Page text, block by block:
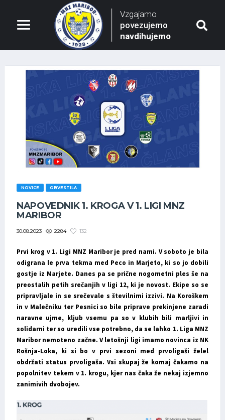
Vzgajamo
povezujemo
navdihujemo
NOVICE OBVESTILA
NAPOVEDNIK 1. KROGA V 1. LIGI MNZ
MARIBOR
30.08.2023 2284 132
Prvi krog v 1. Ligi MNZ Maribor je pred nami. V soboto je bila
odigrana le prva tekma med Peco in Marjeto, ki so jo dobili
gostje iz Marjete. Danes pa se prične nogometni ples še na
preostalih petih srečanjih v ligi 12, ki je novost. Ekipe so se
pripravljale in se srečevale s številnimi izzivi. Na Koroškem
in v Malečniku ter Pesnici so bile priprave prekinjene zaradi
naravne ujme, kljub vsemu pa so v klubih bili marljivi in
solidarni ter so uredili vse potrebno, da se lahko 1. Liga MNZ
Maribor nemoteno začne. V letošnji ligi imamo novinca iz NK
Rošnja-Loka, ki si bo v prvi sezoni med prvoligaši želel
obdržati status prvoligaša. Vsi skupaj že komaj čakamo na
popolnitev tekem v 1. krogu, kjer nas čaka že nekaj izjemno
zanimivih dvobojev.